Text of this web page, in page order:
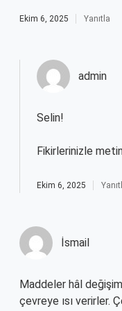
Ekim 6, 2025 Yanıtla
admin
Selin!
Fikirlerinizle
Ekim 6, 2025
İsmail
Maddeler hâl
çevreye ısı verirler.